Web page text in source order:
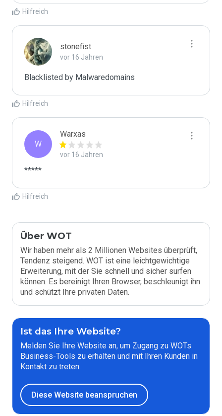
Hilfreich
stonefist
vor 16 Jahren
Blacklisted by Malwaredomains
Hilfreich
W
Warxas
vor 16 Jahren
*****
Hilfreich
Über WOT
Wir haben mehr als 2 Millionen Websites überprüft,
Tendenz steigend. WOT ist eine leichtgewichtige
Erweiterung, mit der Sie schnell und sicher surfen
können. Es bereinigt Ihren Browser, beschleunigt ihn
und schützt Ihre privaten Daten.
Ist das Ihre Website?
Melden Sie Ihre Website an, um Zugang zu WOTs
Business-Tools zu erhalten und mit Ihren Kunden in
Kontakt zu treten.
Diese Website beanspruchen